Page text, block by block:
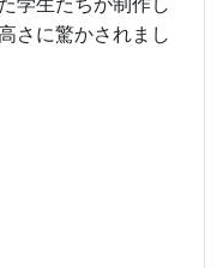
さに驚かされまし